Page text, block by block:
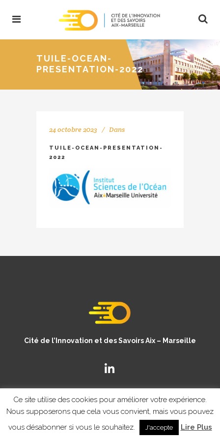
TUILE-OCEAN-
PRESENTATION-2022
24 octobre 2023 Dans
TUILE-OCEAN-PRESENTATION-
2022
Cité de l’Innovation et des Savoirs Aix – Marseille
© Copyright CISAM 2020- MENTIONS LEGALES
Ce site utilise des cookies pour améliorer votre expérience.
Nous supposerons que cela vous convient, mais vous pouvez
vous désabonner si vous le souhaitez.
J'accepte Lire Plus